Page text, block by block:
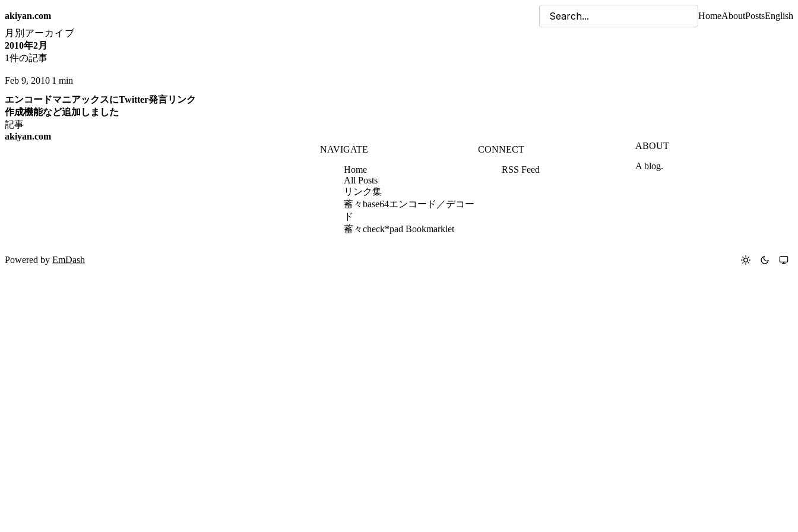
akiyan.com HomeAboutPostsEnglish
月別アーカイブ
2010年2月
1件の記事
Feb 9, 2010 1 min
エンコードマニアックスにTwitter発言リンク
作成機能など追加しました
記事
akiyan.com
NAVIGATE
Home
All Posts
リンク集
蓄々base64エンコード／デコー
ド
蓄々check*pad Bookmarklet
CONNECT
RSS Feed
ABOUT
A blog.
Powered by EmDash